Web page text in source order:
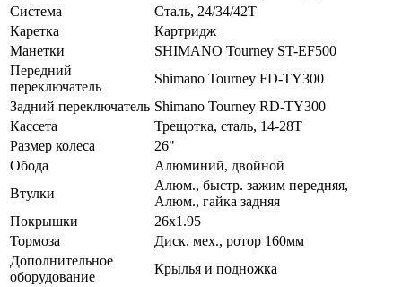
Система
Сталь, 24/34/42Т
Каретка
Картридж
Манетки
SHIMANO Tourney ST-EF500
Передний
переключатель
Shimano Tourney FD-TY300
Задний переключатель Shimano Tourney RD-TY300
Кассета
Трещотка, сталь, 14-28Т
Размер колеса
26"
Обода
Алюминий, двойной
Втулки
Алюм., быстр. зажим передняя,
Алюм., гайка задняя
Покрышки
26x1.95
Тормоза
Диск. мех., ротор 160мм
Дополнительное
оборудование
Крылья и подножка